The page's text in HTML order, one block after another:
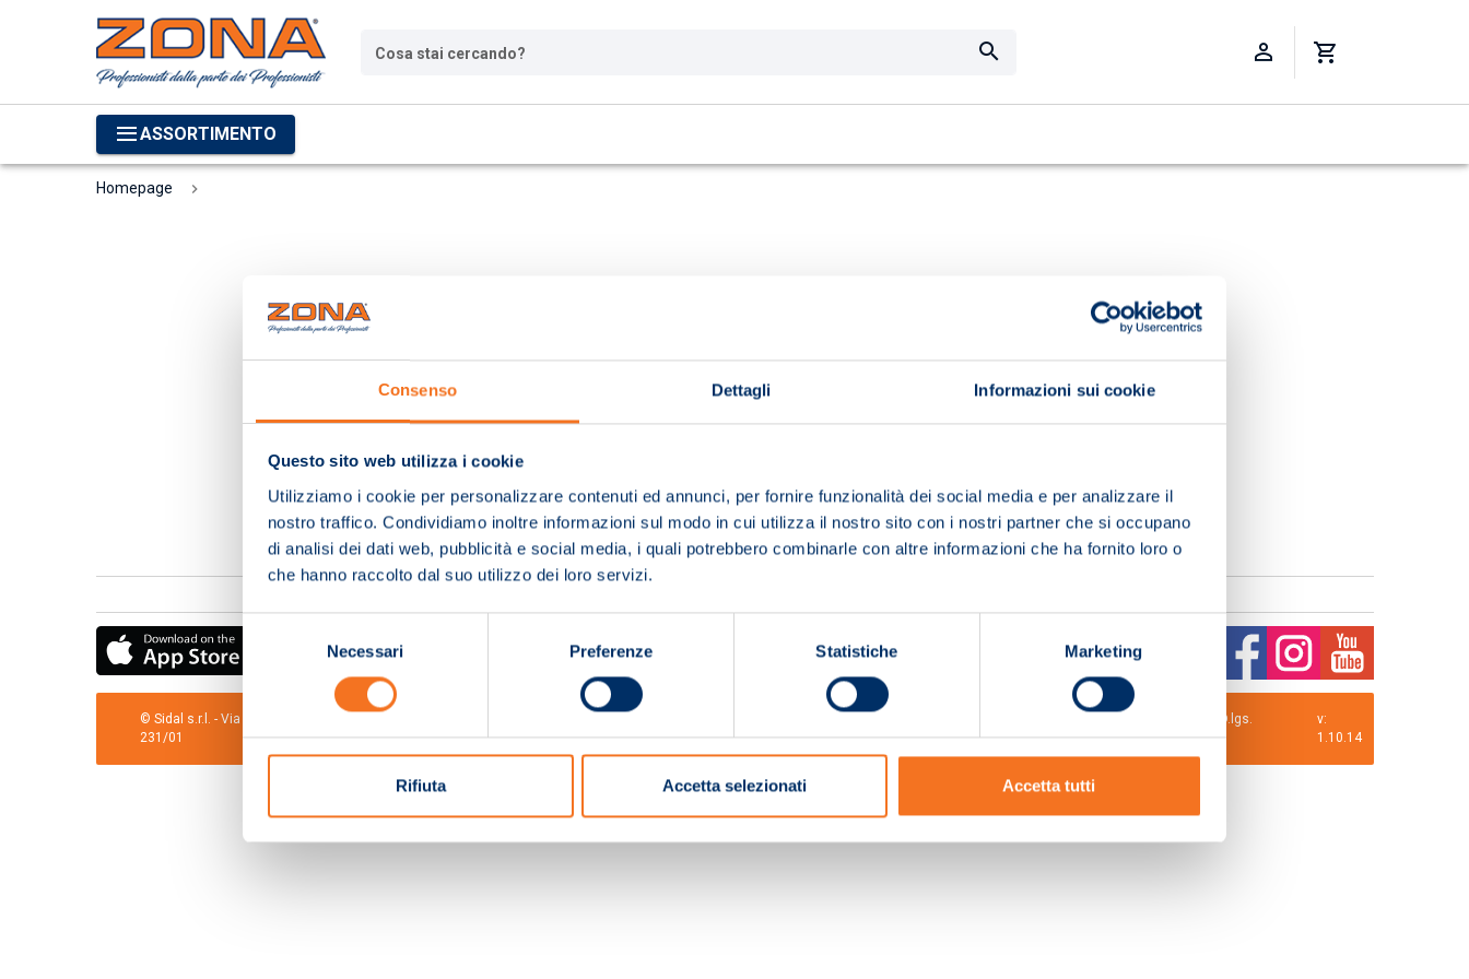
Consenso Dettagli Informazioni sui cookie
Questo sito web utilizza i cookie
Utilizziamo i cookie per personalizzare contenuti ed annunci, per fornire funzionalità dei social media e per analizzare il
nostro traffico. Condividiamo inoltre informazioni sul modo in cui utilizza il nostro sito con i nostri partner che si occupano
di analisi dei dati web, pubblicità e social media, i quali potrebbero combinarle con altre informazioni che ha fornito loro o
che hanno raccolto dal suo utilizzo dei loro servizi.
Selezione
consenso
Necessari Preferenze Statistiche Marketing
Rifiuta Accetta selezionati Accetta tutti
Cosa stai cercando?
ASSORTIMENTO
Homepage
© Sidal s.r.l. - Via S.Agostino,50, 51100 Pistoia - Cod.Fisc. e Registro Imprese Pistoia 01680210505 – R.E.A. n.155974 - Cap.Soc. € 2.000.000,00 i.v. La Società adotta il Codice Etico D.lgs.
231/01
v:
1.10.14